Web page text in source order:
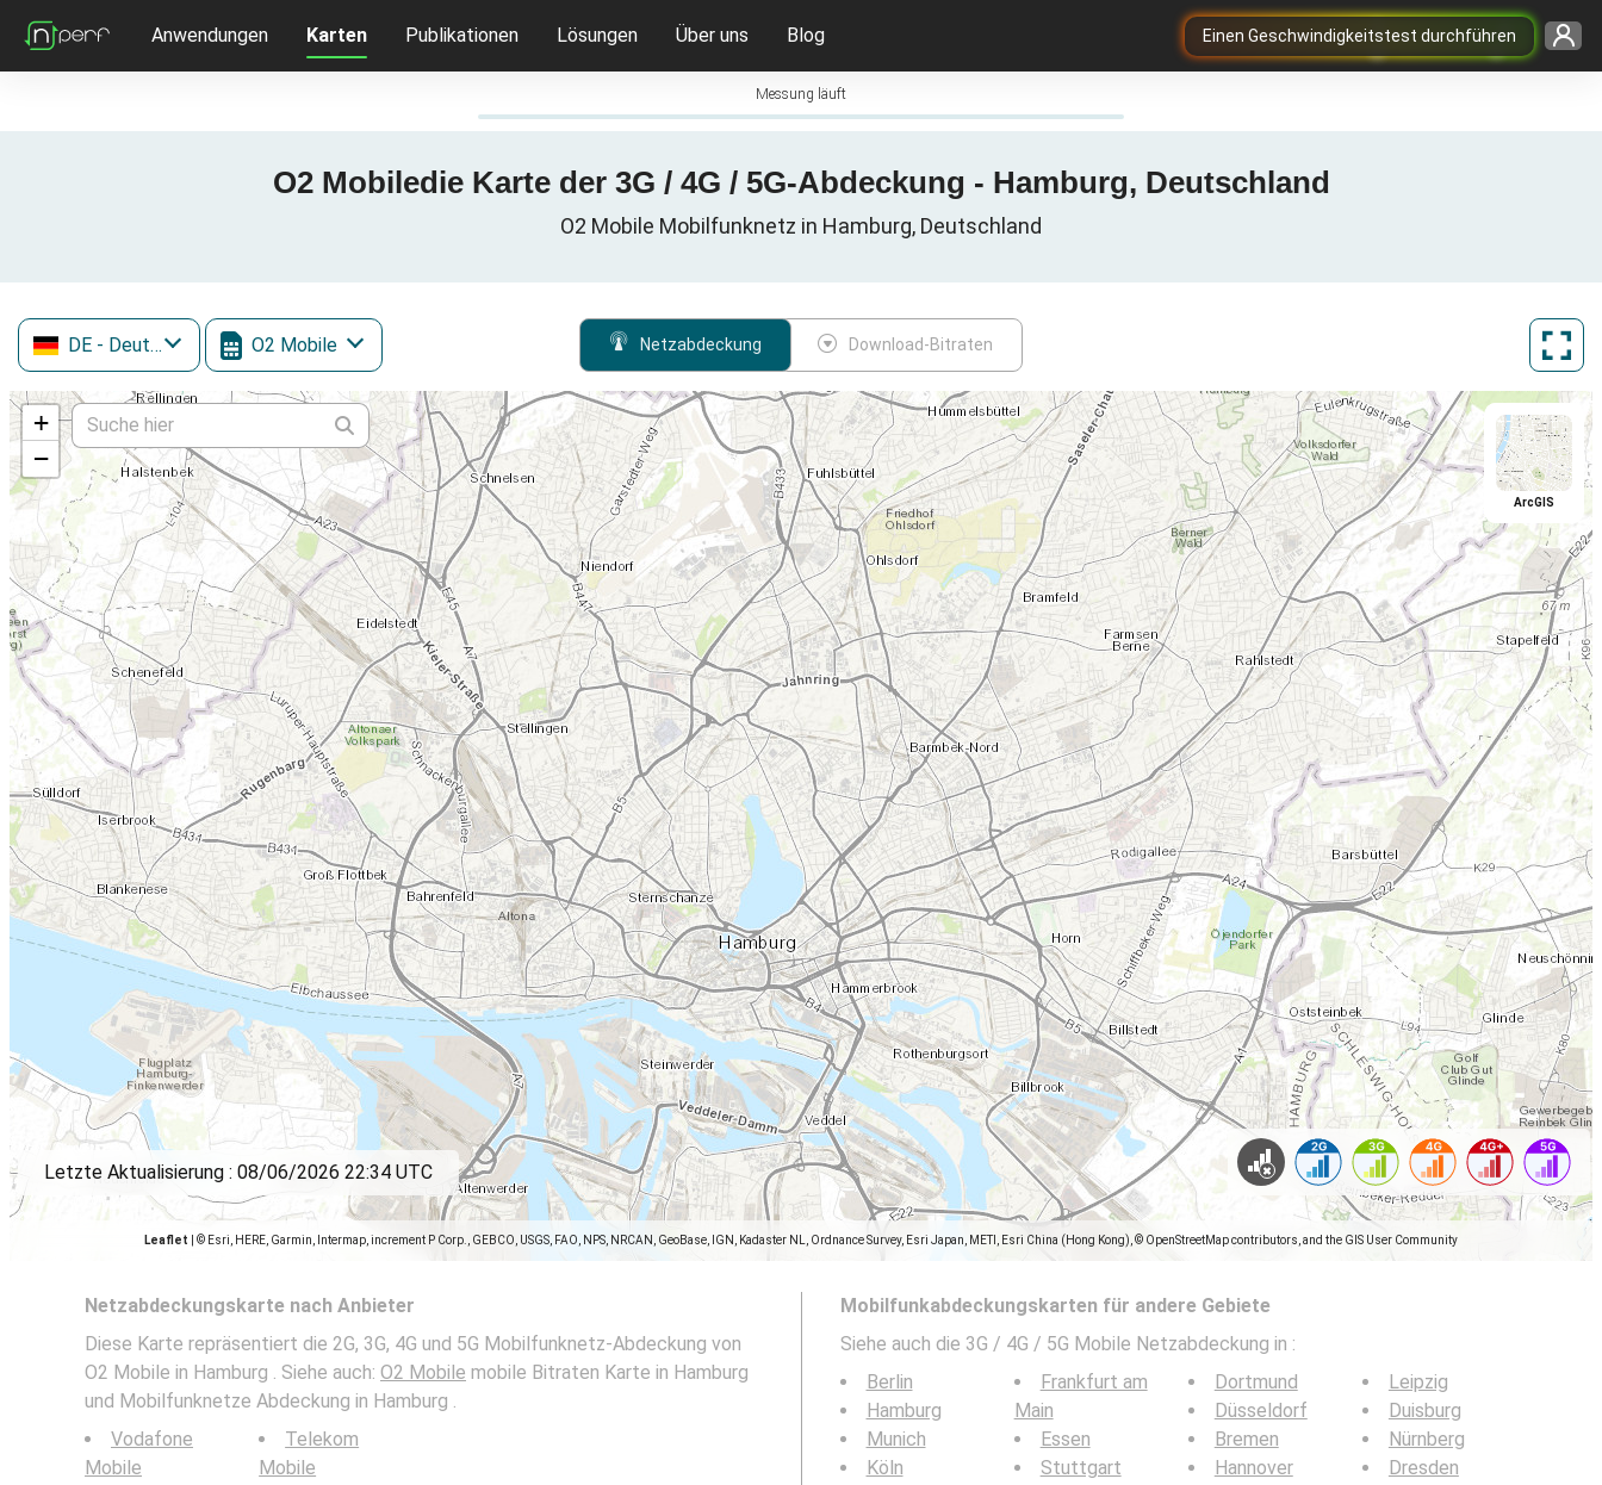
Einen Geschwindigkeitstest durchführen
Anwendungen Karten Publikationen Lösungen Über uns Blog
Messung läuft
O2 Mobiledie Karte der 3G / 4G / 5G-Abdeckung - Hamburg, Deutschland
O2 Mobile Mobilfunknetz in Hamburg, Deutschland
DE - Deutschland O2 Mobile Netzabdeckung Download-Bitraten
+
−
Leaflet © Esri, HERE, Garmin, Intermap, increment P Corp., GEBCO, USGS, FAO, NPS, NRCAN, GeoBase, IGN, Kadaster NL, Ordnance Survey, Esri Japan, METI, Esri China (Hong Kong), © OpenStreetMap contributors, and the GIS User Community
ArcGIS
Letzte Aktualisierung : 08/06/2026 22:34 UTC
Netzabdeckungskarte nach Anbieter
Diese Karte repräsentiert die 2G, 3G, 4G und 5G Mobilfunknetz-Abdeckung von
O2 Mobile in Hamburg . Siehe auch: O2 Mobile mobile Bitraten Karte in Hamburg
und Mobilfunknetze Abdeckung in Hamburg .
Vodafone
Mobile
Telekom
Mobile
Mobilfunkabdeckungskarten für andere Gebiete
Siehe auch die 3G / 4G / 5G Mobile Netzabdeckung in :
Berlin
Hamburg
Munich
Köln
Frankfurt am
Main
Essen
Stuttgart
Dortmund
Düsseldorf
Bremen
Hannover
Leipzig
Duisburg
Nürnberg
Dresden